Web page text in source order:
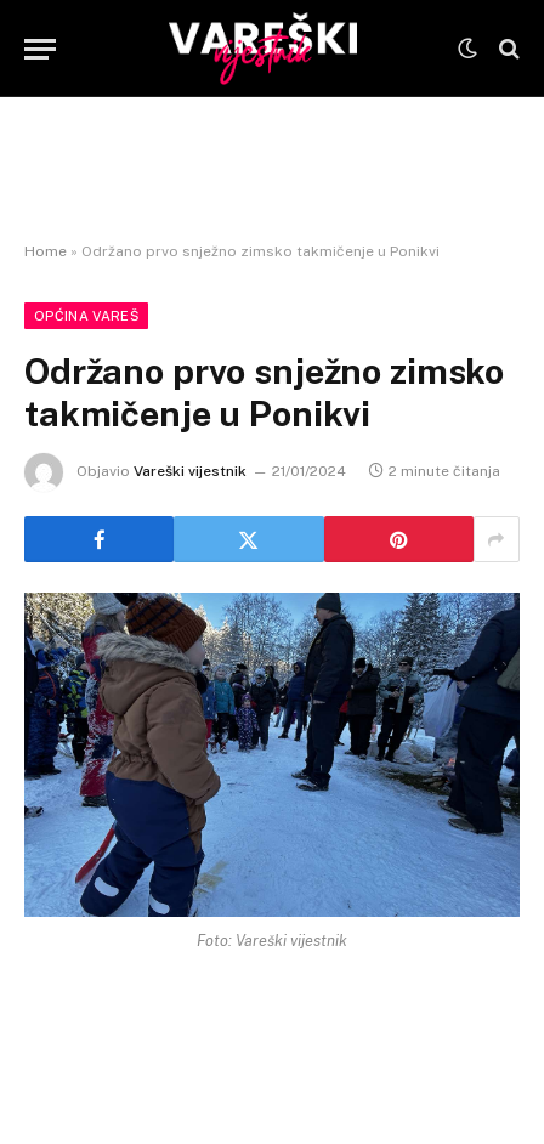
Home » Održano prvo snježno zimsko takmičenje u Ponikvi
OPĆINA VAREŠ
Održano prvo snježno zimsko
takmičenje u Ponikvi
Objavio Vareški vijestnik 21/01/2024 2 minute čitanja
Foto: Vareški vijestnik